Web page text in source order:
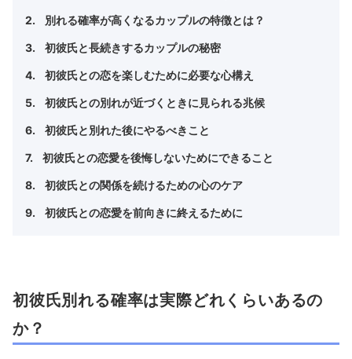
別れる確率が高くなるカップルの特徴とは？
初彼氏と長続きするカップルの秘密
初彼氏との恋を楽しむために必要な心構え
初彼氏との別れが近づくときに見られる兆候
初彼氏と別れた後にやるべきこと
初彼氏との恋愛を後悔しないためにできること
初彼氏との関係を続けるための心のケア
初彼氏との恋愛を前向きに終えるために
初彼氏別れる確率は実際どれくらいあるの
か？